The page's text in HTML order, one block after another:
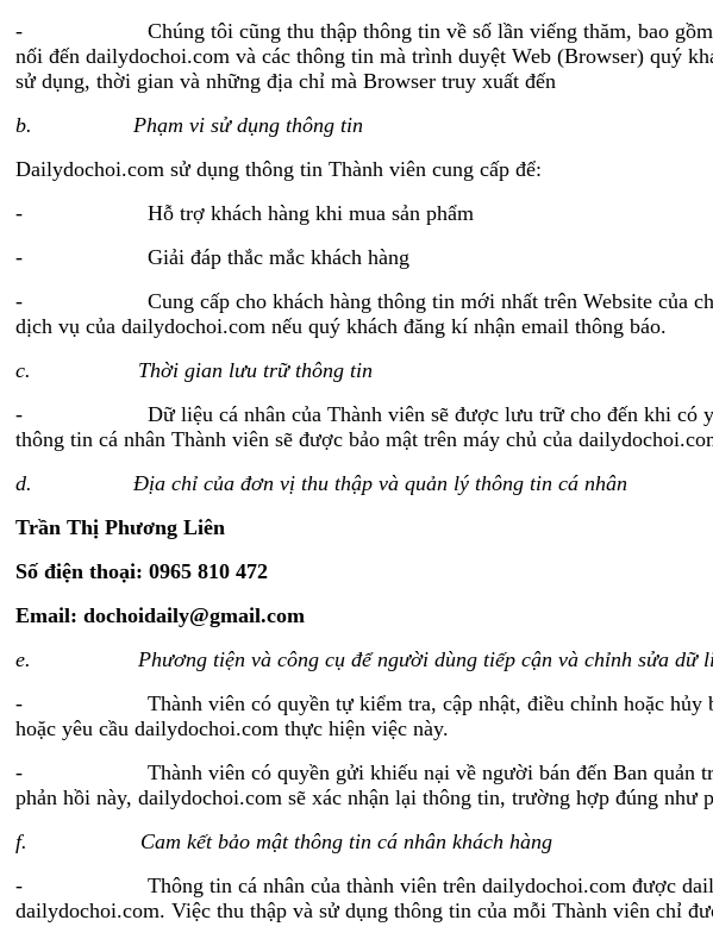
- Chúng tôi cũng thu thập thông tin về số lần viếng thăm, bao gồm số
nối đến dailydochoi.com và các thông tin mà trình duyệt Web (Browser) quý
sử dụng, thời gian và những địa chỉ mà Browser truy xuất đến
b. Phạm vi sử dụng thông tin
Dailydochoi.com sử dụng thông tin Thành viên cung cấp để:
- Hỗ trợ khách hàng khi mua sản phẩm
- Giải đáp thắc mắc khách hàng
- Cung cấp cho khách hàng thông tin mới nhất trên Website của chúng
dịch vụ của dailydochoi.com nếu quý khách đăng kí nhận email thông báo.
c. Thời gian lưu trữ thông tin
- Dữ liệu cá nhân của Thành viên sẽ được lưu trữ cho đến khi có yêu
thông tin cá nhân Thành viên sẽ được bảo mật trên máy chủ của
d. Địa chỉ của đơn vị thu thập và quản lý thông tin cá nhân
Trần Thị Phương Liên
Số điện thoại: 0965 810 472
Email: dochoidaily@gmail.com
e. Phương tiện và công cụ để người dùng tiếp cận và chỉnh sửa dữ
- Thành viên có quyền tự kiểm tra, cập nhật, điều chỉnh hoặc hủy bỏ
hoặc yêu cầu dailydochoi.com thực hiện việc này.
- Thành viên có quyền gửi khiếu nại về người bán đến Ban quản trị
phản hồi này, dailydochoi.com sẽ xác nhận lại thông tin, trường hợp đúng
f. Cam kết bảo mật thông tin cá nhân khách hàng
- Thông tin cá nhân của thành viên trên dailydochoi.com được
dailydochoi.com. Việc thu thập và sử dụng thông tin của mỗi Thành viên chỉ